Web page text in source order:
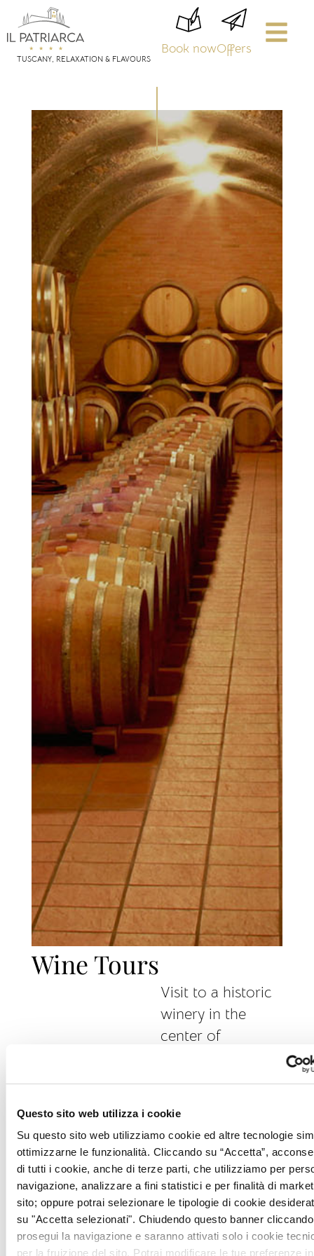
Questo sito web utilizza i cookie
Su questo sito web utilizziamo cookie ed altre tecnologie
ottimizzarne le funzionalità. Cliccando su “Accetta”,
di tutti i cookie, anche di terze parti, che utilizziamo per
navigazione, analizzare a fini statistici e per finalità di
sito; oppure potrai selezionare le tipologie di cookie
su "Accetta selezionati". Chiudendo questo banner cliccando
prosegui la navigazione e saranno attivati solo i cookie
per la fruizione del sito. Potrai modificare le tue preferenze
TUSCANY, RELAXATION & FLAVOURS
Book nowOffers
Wine Tours
Visit to a historic
winery in the
center of
with a tour of the
cellar and wine
tasting, or a visit
to a vineyard in
the numerous
companies in the
surrounding area